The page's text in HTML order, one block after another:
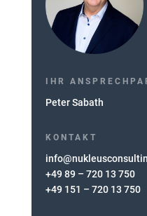
IHR
Peter Sabath
KONTAKT
+49 89 – 720 13 750
+49 151 – 720 13 750